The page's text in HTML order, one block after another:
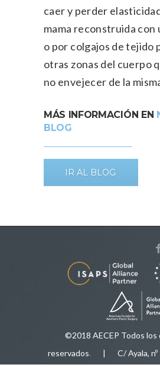
caer y perder
mama reconstruida con
o por colgajos de tejido
otras zonas del cuerpo
no envejecer de la
MÁS INFORMACIÓN EN
BLOG
IR AL BLOG
©2018 AECEP Todos los
reservados. | C/ Ayala, nº